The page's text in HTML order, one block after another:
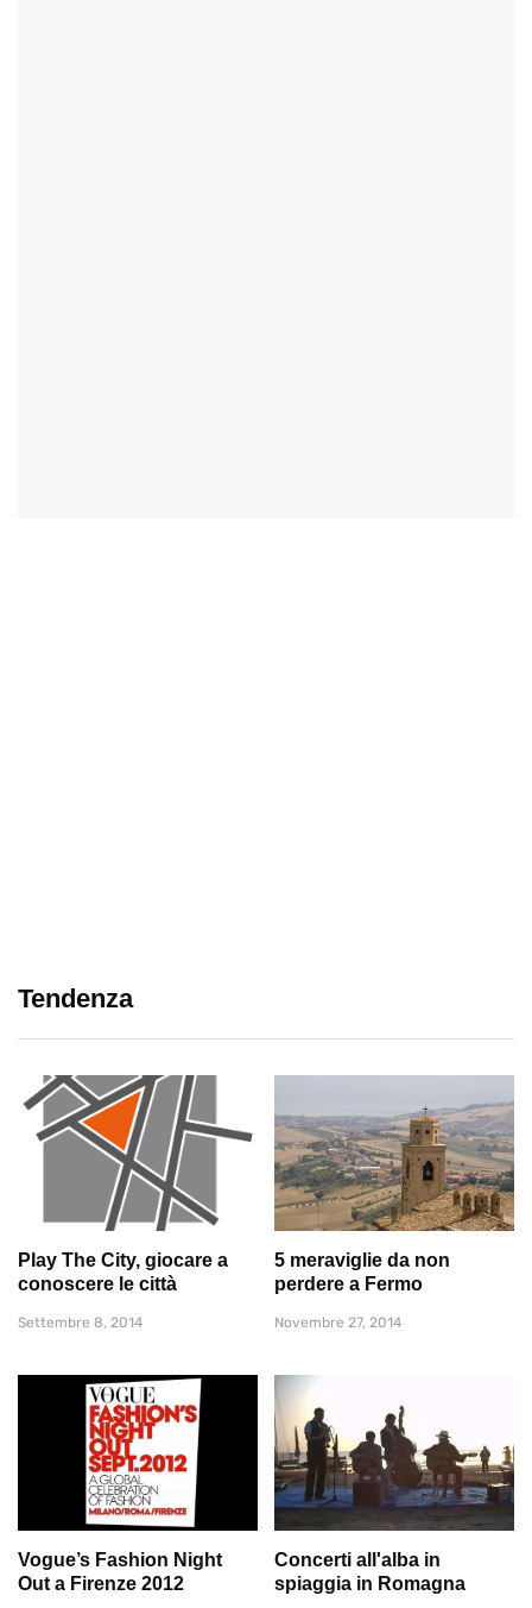
Tendenza
Play The City, giocare a
conoscere le città
Settembre 8, 2014
5 meraviglie da non
perdere a Fermo
Novembre 27, 2014
Vogue’s Fashion Night
Out a Firenze 2012
Concerti all'alba in
spiaggia in Romagna